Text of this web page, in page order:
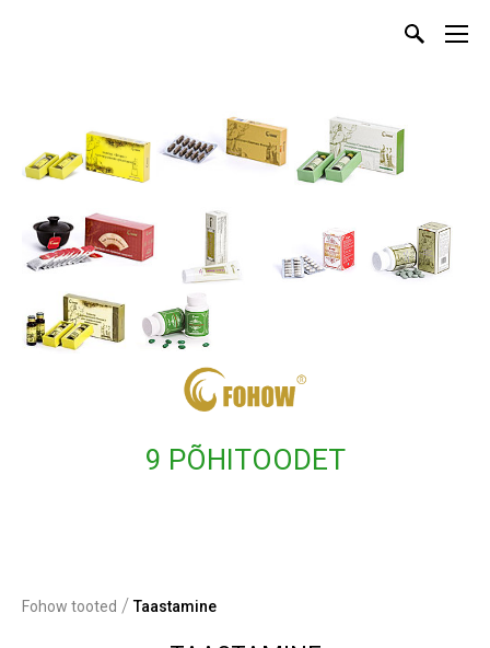
9 PÕHITOODET
Fohow tooted / Taastamine